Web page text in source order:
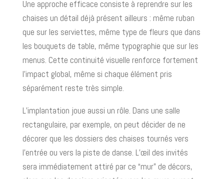
Une approche efficace consiste à reprendre sur les
chaises un détail déjà présent ailleurs : même ruban
que sur les serviettes, même type de fleurs que dans
les bouquets de table, même typographie que sur les
menus. Cette continuité visuelle renforce fortement
l’impact global, même si chaque élément pris
séparément reste très simple.
L’implantation joue aussi un rôle. Dans une salle
rectangulaire, par exemple, on peut décider de ne
décorer que les dossiers des chaises tournés vers
l’entrée ou vers la piste de danse. L’œil des invités
sera immédiatement attiré par ce “mur” de décors,